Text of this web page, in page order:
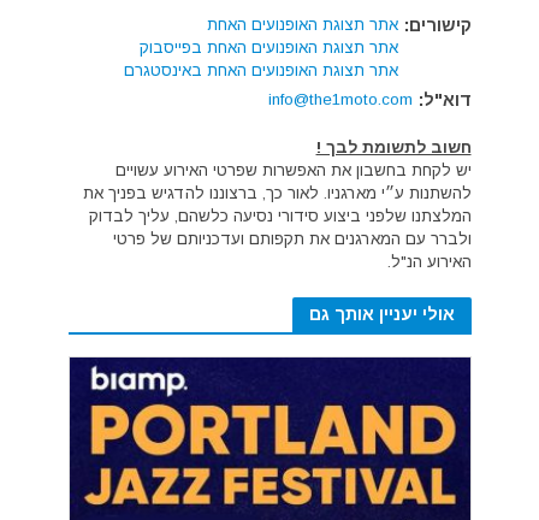
קישורים: אתר תצוגת האופנועים האחת
אתר תצוגת האופנועים האחת בפייסבוק
אתר תצוגת האופנועים האחת באינסטגרם
דוא"ל: info@the1moto.com
חשוב לתשומת לבך !
יש לקחת בחשבון את האפשרות שפרטי האירוע עשויים
להשתנות ע״י מארגניו. לאור כך, ברצוננו להדגיש בפניך את
המלצתנו שלפני ביצוע סידורי נסיעה כלשהם, עליך לבדוק
ולברר עם המארגנים את תקפותם ועדכניותם של פרטי
האירוע הנ"ל.
אולי יעניין אותך גם